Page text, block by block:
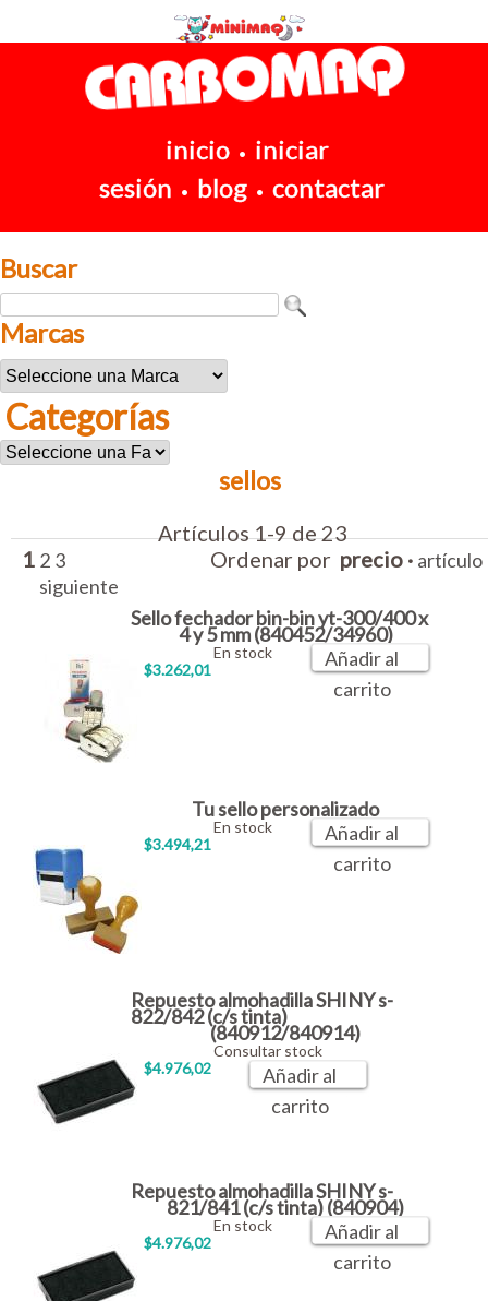
inicio • iniciar
sesión • blog • contactar
Buscar
Marcas
Categorías
sellos
Artículos 1-9 de 23
1 2 3
siguiente
Ordenar por precio · artículo
Sello fechador bin-bin yt-300/400 x
4 y 5 mm (840452/34960)
$3.262,01
En stock
Añadir al
carrito
Tu sello personalizado
$3.494,21
En stock
Añadir al
carrito
Repuesto almohadilla SHINY s-
822/842 (c/s tinta)
(840912/840914)
$4.976,02
Consultar stock
Añadir al
carrito
Repuesto almohadilla SHINY s-
821/841 (c/s tinta) (840904)
$4.976,02
En stock
Añadir al
carrito